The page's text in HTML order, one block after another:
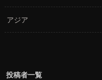
アジア
投稿者一覧